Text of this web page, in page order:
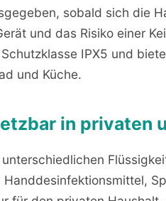
sobald sich die
und das Risiko einer
IPX5 und
und Küche.
in privaten
Handdesinfektionsmittel,